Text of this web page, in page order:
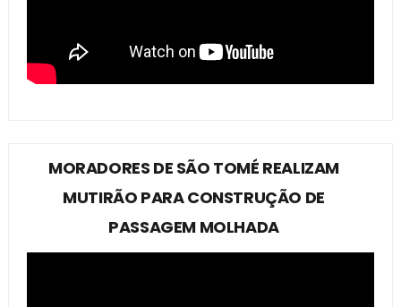
MORADORES DE SÃO TOMÉ REALIZAM
MUTIRÃO PARA CONSTRUÇÃO DE
PASSAGEM MOLHADA